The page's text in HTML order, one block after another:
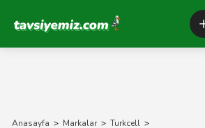
Tavsiyemiz Anasayfa
Anasayfa > Markalar > Turkcell >